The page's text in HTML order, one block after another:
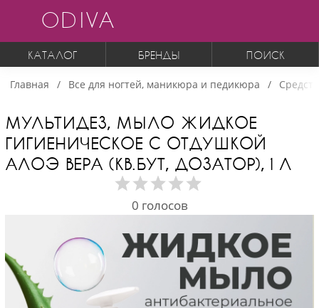
ODIVA
КАТАЛОГ БРЕНДЫ ПОИСК
Главная Все для ногтей, маникюра и педикюра
МУЛЬТИДЕЗ, МЫЛО ЖИДКОЕ
ГИГИЕНИЧЕСКОЕ С ОТДУШКОЙ
АЛОЭ ВЕРА (КВ.БУТ, ДОЗАТОР), 1 Л
0 голосов